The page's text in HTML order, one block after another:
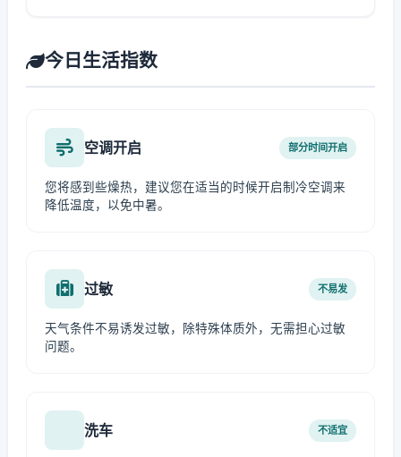
今日生活指数
空调开启 部分时间开启
您将感到些燥热，建议您在适当的时候开启制冷空调来
降低温度，以免中暑。
过敏 不易发
天气条件不易诱发过敏，除特殊体质外，无需担心过敏
问题。
洗车 不适宜